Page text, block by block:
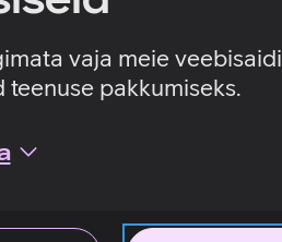
vaja meie veebisaidi
pakkumiseks.